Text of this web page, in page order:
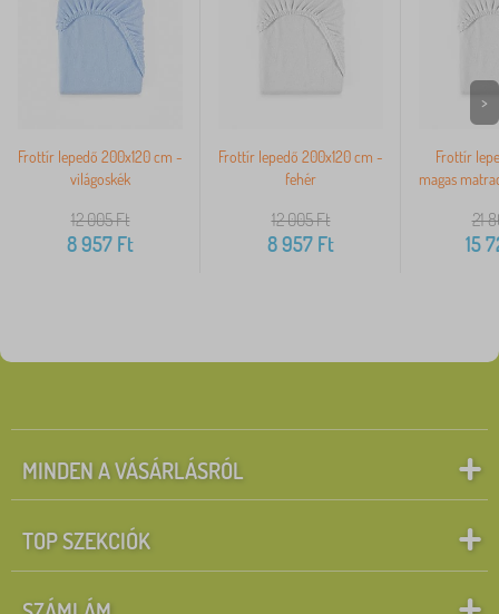
Frottír lepedő 200x120 cm -
világoskék
12 005Ft
8 957 Ft
Frottír lepedő 200x120 cm -
fehér
12 005Ft
8 957 Ft
Frottír
magas
21
15
>
MINDEN A VÁSÁRLÁSRÓL
TOP SZEKCIÓK